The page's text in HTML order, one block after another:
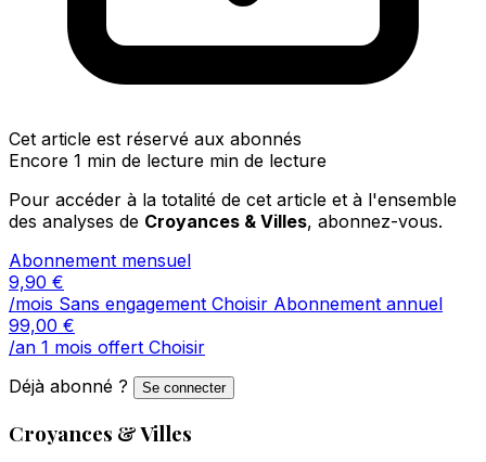
Cet article est réservé aux abonnés
Encore 1 min de lecture min de lecture
Pour accéder à la totalité de cet article et à l'ensemble
des analyses de Croyances & Villes, abonnez-vous.
Abonnement mensuel
9,90 €
/mois Sans engagement Choisir Abonnement annuel
99,00 €
/an 1 mois offert Choisir
Déjà abonné ?
Se connecter
Croyances & Villes